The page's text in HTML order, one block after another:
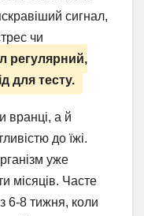
сигнал,
чи
регулярний,
для тесту.
вранці, а й
до їжі.
уже
місяців. Часте
6-8 тижня, коли